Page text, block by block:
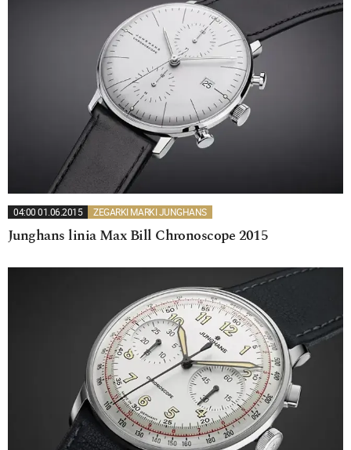
04:00 01.06.2015 ZEGARKI MARKI JUNGHANS
Junghans linia Max Bill Chronoscope 2015